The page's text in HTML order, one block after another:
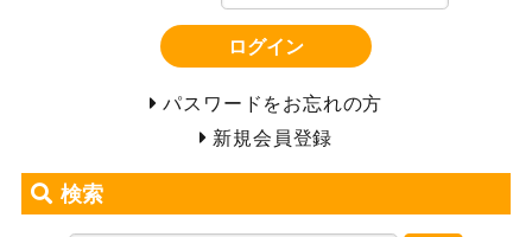
ログイン
パスワードをお忘れの方
新規会員登録
検索